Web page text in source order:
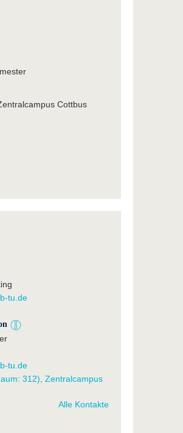
Cottbus
tu.de
tu.de
312), Zentralcampus
Alle Kontakte